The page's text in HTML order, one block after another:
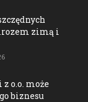
zimą i
o.o. może
biznesu